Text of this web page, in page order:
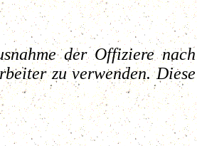
der Offiziere nach
zu verwenden. Diese